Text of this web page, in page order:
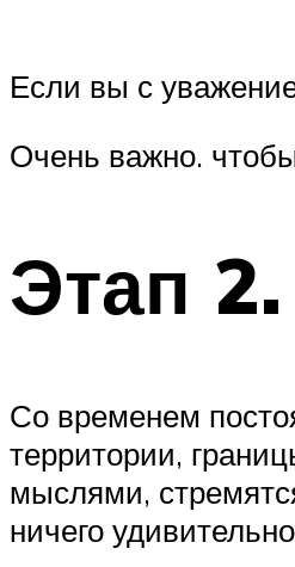
Если вы с
Очень важно. чтобы
Этап
Со временем
территории,
мыслями,
ничего